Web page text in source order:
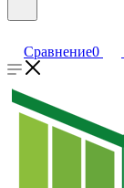
Сравнение0